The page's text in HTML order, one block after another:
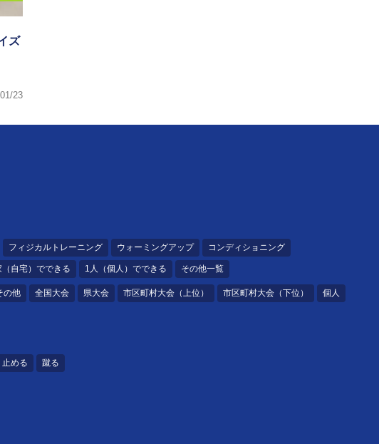
ズ
23
フィジカルトレーニング ウォーミングアップ コンディショニング
（自宅）でできる 1人（個人）でできる その他一覧
の他 全国大会 県大会 市区町村大会（上位） 市区町村大会（下位） 個人
止める 蹴る